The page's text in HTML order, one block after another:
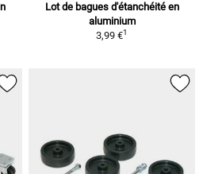
Lot de bagues d'étanchéité en
aluminium
3,99 €1